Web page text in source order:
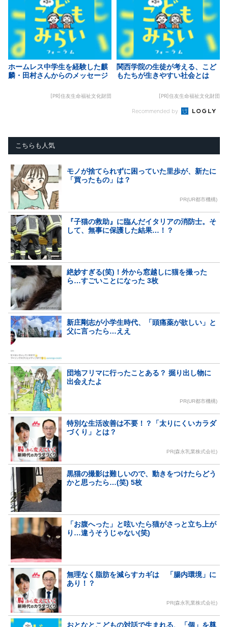
ホームレス中学生を経験した麒
麟・田村さんからのメッセージ
[PR]住友生命福祉文化財団
関西学院の生徒が考える、こど
もたちが生きやすい社会とは
[PR]住友生命福祉文化財団
Recommended by
こちらも人気
モノが捨てられずに困っていた里歩が、新たに
「買ったもの」は？
PR(UR都市機構)
『子猫の救助』に臨んだイタリアの消防士。そ
して、無事に保護した結果…！？
絶妙すぎる(笑)！外から窓越しに猫を撮った
ら…すごいことになった 3枚
新庄剛志が小学生時代、「頭痛薬が欲しい」と
父に言ったら…ええ
団地フリマに行ったことある？ 掘り出し物に
出会えたよ
PR(UR都市機構)
特別な生活改善は不要！？「太りにくいカラダ
づくり」とは？
PR(森永乳業株式会社)
黒猫の撮影は難しいので、動きをつけたらどう
かと思ったら…(笑) 5枚
「お腹へった」と呟いたら猫がさっと立ち上が
り…違うそうじゃない(笑)
無理なく脂肪を減らすカギは 「腸内環境」に
あり！？
PR(森永乳業株式会社)
おとなとこどもの対話で生まれる、「個」を尊